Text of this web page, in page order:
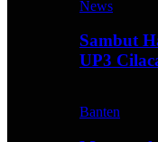
News
Sambut
UP3
Banten